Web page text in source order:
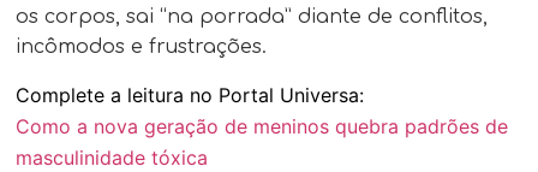
os corpos, sai “na porrada” diante de conflitos,
incômodos e frustrações.
Complete a leitura no Portal Universa:
Como a nova geração de meninos quebra padrões de
masculinidade tóxica